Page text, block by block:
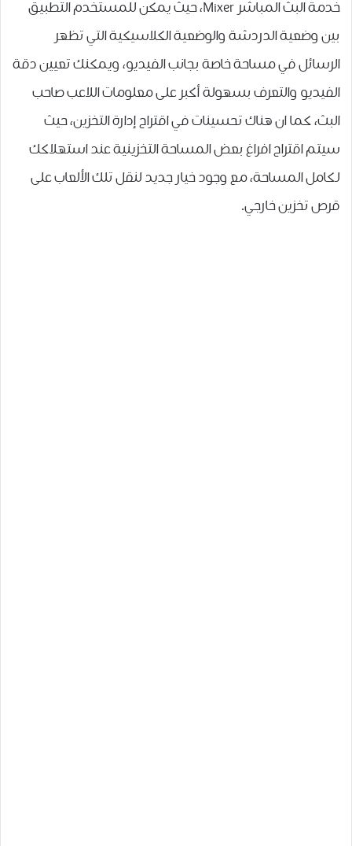
ﺧﺪﻣﺔ ﺍﻟﺒﺚ ﺍﻟﻤﺒﺎﺷﺮ Mixer، ﺣﻴﺚ ﻳﻤﻜﻦ ﻟﻠﻤﺴﺘﺨﺪﻡ ﺍﻟﺘﻄﺒﻴﻖ
ﺑﻴﻦ ﻭﺿﻌﻴﺔ ﺍﻟﺪﺭﺩﺷﺔ ﻭﺍﻟﻮﺿﻌﻴﺔ ﺍﻟﻜﻼﺳﻴﻜﻴﺔ ﺍﻟﺘﻲ ﺗﻈﻬﺮ
ﺍﻟﺮﺳﺎﺋﻞ ﻓﻲ ﻣﺴﺎﺣﺔ ﺧﺎﺻﺔ ﺑﺠﺎﻧﺐ ﺍﻟﻔﻴﺪﻳﻮ، ﻭﻳﻤﻜﻨﻚ ﺗﻌﻴﻴﻦ ﺩﻗﺔ
ﺍﻟﻔﻴﺪﻳﻮ ﻭﺍﻟﺘﻌﺮﻑ ﺑﺴﻬﻮﻟﺔ ﺃﻛﺒﺮ على ﻣﻌﻠﻮﻣﺎﺕ ﺍﻟﻼﻋﺐ ﺻﺎﺣﺐ
ﺍﻟﺒﺚ، كما ان هناك تحسينات ﻓﻲ ﺍﻗﺘﺮﺍﺡ ﺇﺩﺍﺭﺓ ﺍﻟﺘﺨﺰﻳﻦ، حيث
سيتم اقتراح افراغ ﺑﻌﺾ ﺍﻟﻤﺴﺎﺣﺔ ﺍﻟﺘﺨﺰﻳﻨﻴﺔ عند استهلاكك
لـﻛﺎﻣﻞ ﺍﻟﻤﺴﺎﺣﺔ، مع وجود خيار جديد لنقل ﺗﻠﻚ ﺍﻷﻟﻌﺎﺏ ﻋﻠﻰ
ﻗﺮﺹ ﺗﺨﺰﻳﻦ ﺧﺎﺭﺟﻲ.